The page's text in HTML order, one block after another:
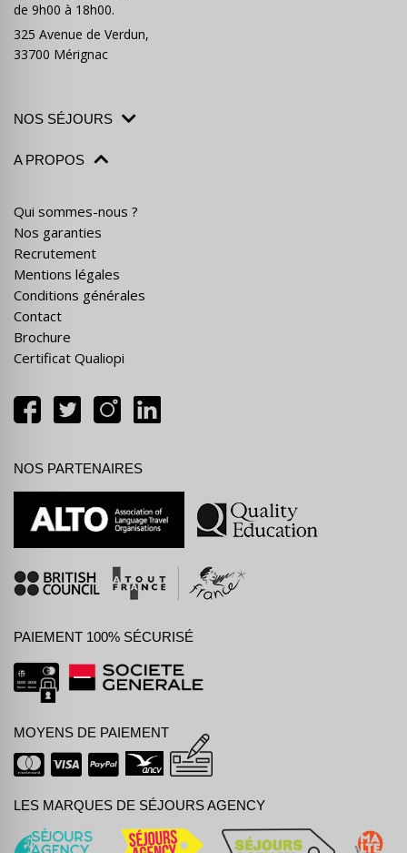
de 9h00 à 18h00.
325 Avenue de Verdun,
33700 Mérignac
NOS SÉJOURS
A PROPOS
Qui sommes-nous ?
Nos garanties
Recrutement
Mentions légales
Conditions générales
Contact
Brochure
Certificat Qualiopi
NOS PARTENAIRES
PAIEMENT 100% SÉCURISÉ
MOYENS DE PAIEMENT
LES MARQUES DE SÉJOURS AGENCY